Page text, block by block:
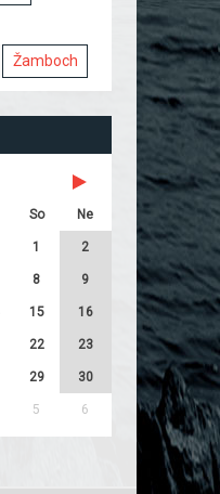
Žamboch
So Ne
1 2
8 9
15 16
22 23
29 30
5 6